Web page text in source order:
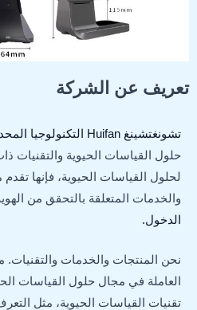
تعريف عن الشركة
تشونغتشينغ Huifan التكنولوجيا المحدودة
حلول القياسات الحيوية والتقنيات
لحلول القياسات الحيوية، فإنها
والخدمات المتعلقة بالتحقق من
الدخول.
نحن المنتجات والخدمات والتقنيات.
العاملة في مجال حلول القياسات
تقنيات القياسات الحيوية، مثل